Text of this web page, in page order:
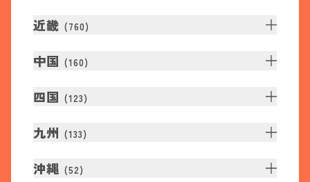
近畿 (760)
中国 (160)
四国 (123)
九州 (133)
沖縄 (52)